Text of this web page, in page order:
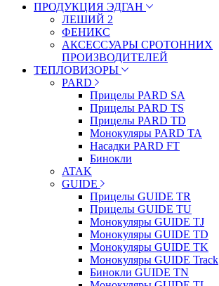
ПРОДУКЦИЯ ЭДГАН
ЛЕШИЙ 2
ФЕНИКС
АКСЕССУАРЫ СРОТОННИХ
ПРОИЗВОДИТЕЛЕЙ
ТЕПЛОВИЗОРЫ
PARD
Прицелы PARD SA
Прицелы PARD TS
Прицелы PARD TD
Монокуляры PARD TA
Насадки PARD FT
Бинокли
ATAK
GUIDE
Прицелы GUIDE TR
Прицелы GUIDE TU
Монокуляры GUIDE TJ
Монокуляры GUIDE TD
Монокуляры GUIDE TK
Монокуляры GUIDE Track
Бинокли GUIDE TN